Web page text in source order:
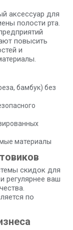
аксессуар для
полости рта.
повысить
и
бамбук) без
материалы
скидок для
регулярнее ваш
по